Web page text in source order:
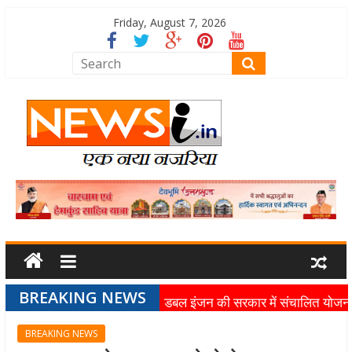
Friday, August 7, 2026
BREAKING NEWS
डबल इंजन की सरकार में संचालित
रहा है: मुख्यमंत्री
BREAKING NEWS